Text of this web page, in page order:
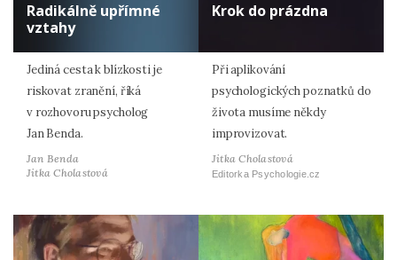
Radikálně upřímné
vztahy
Jediná cesta k blízkosti je
riskovat zranění, říká
v rozhovoru psycholog
Jan Benda.
Jan Benda
Jitka Cholastová
Krok do prázdna
Při aplikování
psychologických poznatků do
života musíme někdy
improvizovat.
Jitka Cholastová
Editorka Psychologie.cz